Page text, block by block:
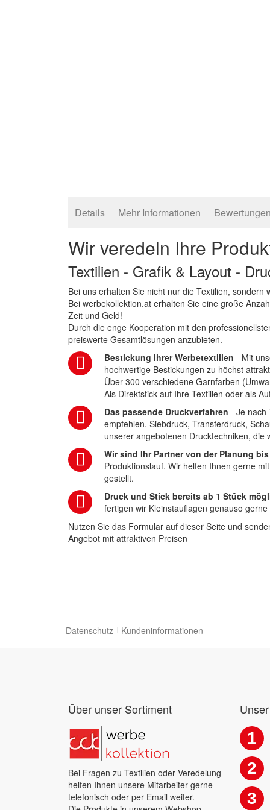
Details Mehr Informationen Bewertungen
Wir veredeln Ihre
Textilien - Grafik & Layout -
Bei uns erhalten Sie nicht nur die Textilien,
Bei werbekollektion.at erhalten Sie eine große
Zeit und Geld!
Durch die enge Kooperation mit den
preiswerte Gesamtlösungen anzubieten.
Bestickung Ihrer Werbetextilien - Mit
hochwertige Bestickungen zu höchst
Über 300 verschiedene Garnfarben
Als Direktstick auf Ihre Textilien oder als
Das passende Druckverfahren - Je nach
empfehlen. Siebdruck, Transferdruck,
unserer angebotenen Drucktechniken,
Wir sind Ihr Partner von der Planung
Produktionslauf. Wir helfen Ihnen gerne
gestellt.
Druck und Stick bereits ab 1 Stück
fertigen wir Kleinstauflagen genauso
Nutzen Sie das Formular auf dieser Seite und
Angebot mit attraktiven Preisen
Datenschutz Kundeninformationen
Über unser Sortiment
Bei Fragen zu Textilien oder Veredelung
helfen Ihnen unsere Mitarbeiter gerne
telefonisch oder per Email weiter.
1
2
3